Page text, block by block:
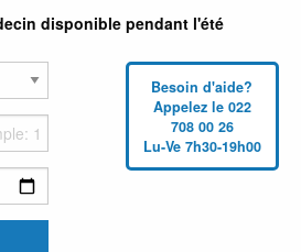
disponible pendant l'été
Besoin d'aide?
Appelez le 022
708 00 26
Lu-Ve 7h30-19h00